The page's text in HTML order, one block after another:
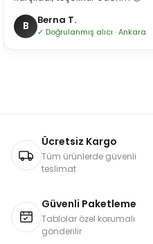
B Berna T.
✓ Doğrulanmış alıcı · Ankara
Ücretsiz Kargo
Tüm ürünlerde güvenli
teslimat
Güvenli Paketleme
Tablolar özel korumalı
gönderilir